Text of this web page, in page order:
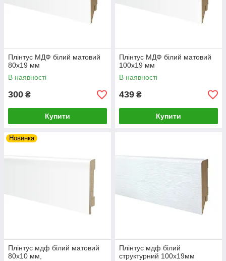
Плінтус МДФ білий матовий
80х19 мм
В наявності
300 ₴
Купити
Плінтус МДФ білий матовий
100х19 мм
В наявності
439 ₴
Купити
Новинка
Плінтус мдф білий матовий
80х10 мм,
Плінтус мдф білий
структурний 100х19мм